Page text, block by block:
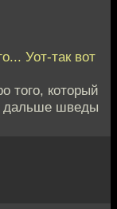
Уот-так вот
того, который
дальше шведы